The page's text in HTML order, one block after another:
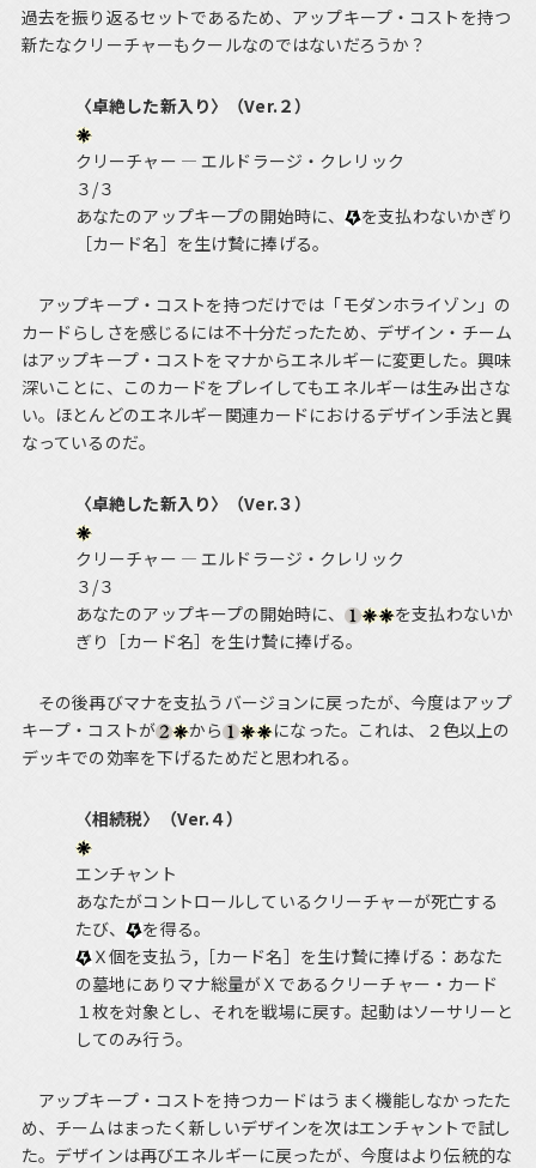
過去を振り返るセットであるため、アップキープ・コストを持つ
新たなクリーチャーもクールなのではないだろうか？
〈卓絶した新入り〉（Ver.２）
クリーチャー ― エルドラージ・クレリック
３/３
あなたのアップキープの開始時に、
を支払わないかぎり
［カード名］を生け贄に捧げる。
アップキープ・コストを持つだけでは「モダンホライゾン」の
カードらしさを感じるには不十分だったため、デザイン・チーム
はアップキープ・コストをマナからエネルギーに変更した。興味
深いことに、このカードをプレイしてもエネルギーは生み出さな
い。ほとんどのエネルギー関連カードにおけるデザイン手法と異
なっているのだ。
〈卓絶した新入り〉（Ver.３）
クリーチャー ― エルドラージ・クレリック
３/３
あなたのアップキープの開始時に、
を支払わないか
ぎり［カード名］を生け贄に捧げる。
その後再びマナを支払うバージョンに戻ったが、今度はアップ
キープ・コストが
から
になった。これは、２色以上の
デッキでの効率を下げるためだと思われる。
〈相続税〉（Ver.４）
エンチャント
あなたがコントロールしているクリーチャーが死亡する
たび、
を得る。
Ｘ個を支払う,［カード名］を生け贄に捧げる：あなた
の墓地にありマナ総量がＸであるクリーチャー・カード
１枚を対象とし、それを戦場に戻す。起動はソーサリーと
してのみ行う。
アップキープ・コストを持つカードはうまく機能しなかったた
め、チームはまったく新しいデザインを次はエンチャントで試し
た。デザインは再びエネルギーに戻ったが、今度はより伝統的な